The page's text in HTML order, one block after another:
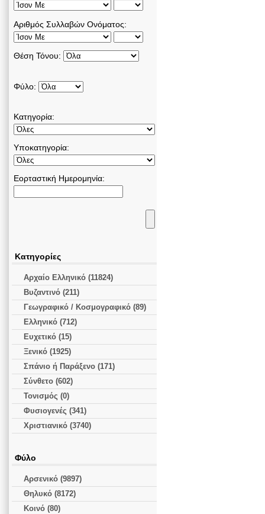
Αριθμός Συλλαβών Ονόματος:
Θέση Τόνου:
Φύλο:
Κατηγορία:
Υποκατηγορία:
Εορταστική Ημερομηνία:
Κατηγορίες
Αρχαίο Ελληνικό (11824)
Βυζαντινό (211)
Γεωγραφικό / Κοσμογραφικό (89)
Ελληνικό (712)
Ευχετικό (15)
Ξενικό (1925)
Σπάνιο ή Παράξενο (171)
Σύνθετο (602)
Τονισμός (0)
Φυσιογενές (341)
Χριστιανικό (3740)
Φύλο
Αρσενικό (9897)
Θηλυκό (8172)
Κοινό (80)